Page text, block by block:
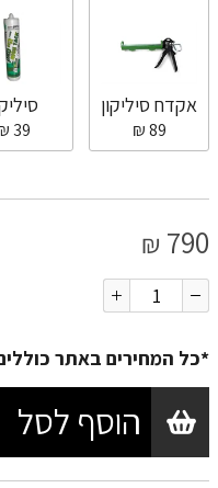
אקדח סיליקון
89 ₪
39 ₪
790
₪
*כל המחירים באתר
הוסף לסל